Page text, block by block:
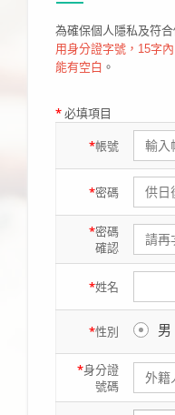
為確保個人隱私及符
用身分證字號，15字
能有空白 。
*必填項目
*帳號
*密碼
*密碼
確認
*姓名
*性別 男
*身分證
號碼